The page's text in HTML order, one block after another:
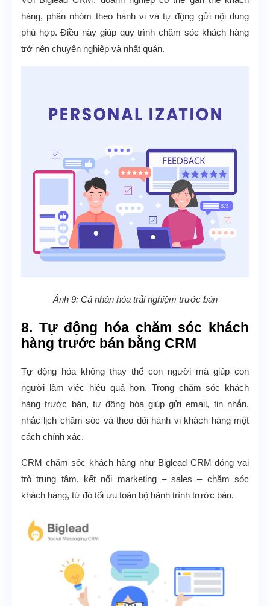
hàng, phân nhóm theo hành vi và tự động gửi nội dung
phù hợp. Điều này giúp quy trình chăm sóc khách hàng
trở nên chuyên nghiệp và nhất quán.
Ảnh 9: Cá nhân hóa trải nghiệm trước bán
8. Tự động hóa chăm sóc khách
hàng trước bán bằng CRM
Tự động hóa không thay thế con người mà giúp con
người làm việc hiệu quả hơn. Trong chăm sóc khách
hàng trước bán, tự động hóa giúp gửi email, tin nhắn,
nhắc lịch chăm sóc và theo dõi hành vi khách hàng một
cách chính xác.
CRM chăm sóc khách hàng như Biglead CRM đóng vai
trò trung tâm, kết nối marketing – sales – chăm sóc
khách hàng, từ đó tối ưu toàn bộ hành trình trước bán.